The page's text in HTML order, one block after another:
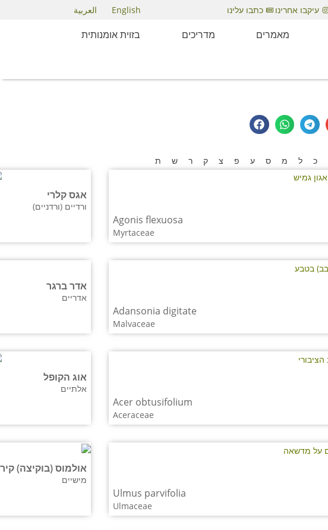
עיקבו אחרינו כתבו עלינו English العربية
מאמרים מדריכים בזוית אומנותית
כ ל מ ס ע פ צ ק ר ש ת
Agonis flexuosa
Myrtaceae
אגס קלרי
ורדיים (ורדניים)
Adansonia digitate
Malvaceae
אדר ברגר
אדריים
Acer obtusifolium
Aceraceae
אוג הקופל
אלתיים
Ulmus parvifolia
Ulmaceae
אולמוס (בוקיצה)
מישיים